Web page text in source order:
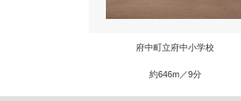
府中町立府中小学校
約646m／9分